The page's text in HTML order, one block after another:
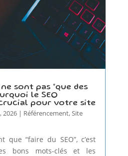
sont pas “que des
le SEO
pour votre site
2026| Référencement,Site
que “faire du SEO”, c’est
bons mots-clés et les